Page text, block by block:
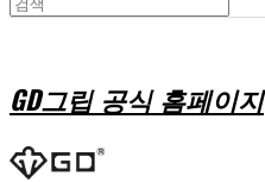
GD그립 공식 홈페이지